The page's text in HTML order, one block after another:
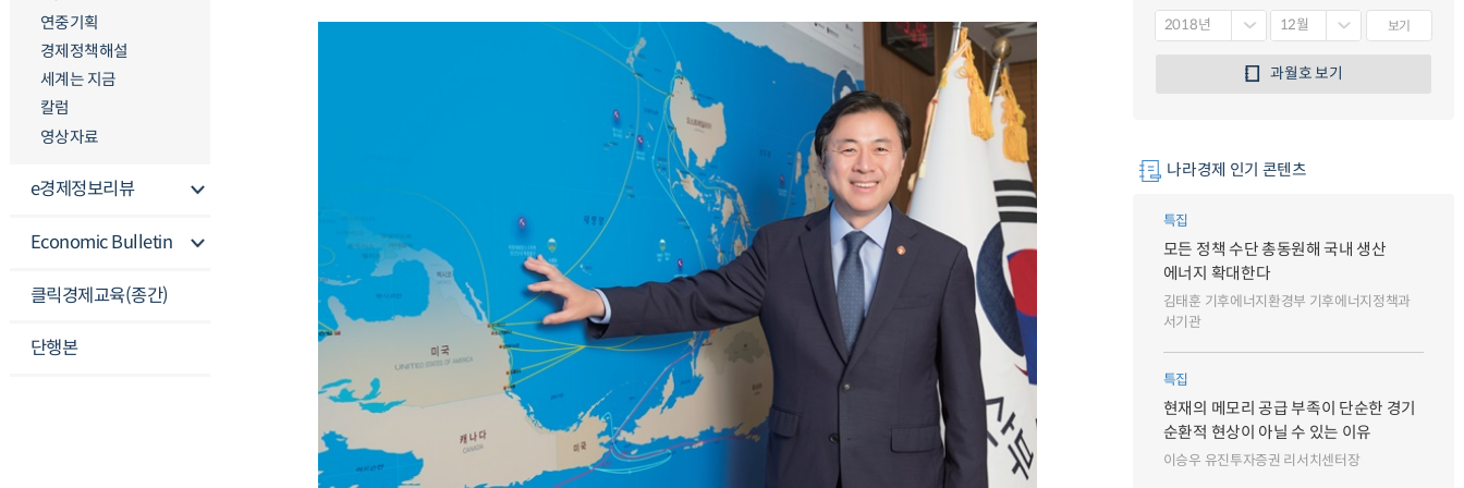
연중기획
경제정책해설
세계는 지금
칼럼
영상자료
e경제정보리뷰
Economic Bulletin
클릭경제교육(종간)
단행본
보기
과월호 보기
나라경제 인기 콘텐츠
특집
모든 정책 수단 총동원해 국내 생산
에너지 확대한다
김태훈 기후에너지환경부 기후에너지정책과
서기관
특집
현재의 메모리 공급 부족이 단순한 경기
순환적 현상이 아닐 수 있는 이유
이승우 유진투자증권 리서치센터장